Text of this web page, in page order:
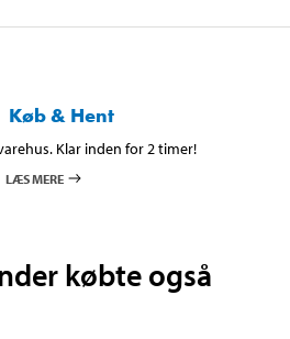
Køb & Hent
Klar inden for 2 timer!
LÆS MERE
købte også